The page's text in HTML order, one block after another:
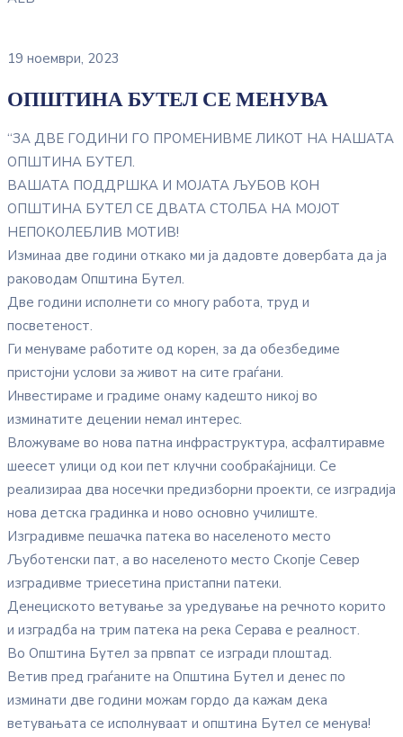
19 ноември, 2023
ОПШТИНА БУТЕЛ СЕ МЕНУВА
“ЗА ДВЕ ГОДИНИ ГО ПРОМЕНИВМЕ ЛИКОТ НА НАШАТА
ОПШТИНА БУТЕЛ.
ВАШАТА ПОДДРШКА И МОЈАТА ЉУБОВ КОН
ОПШТИНА БУТЕЛ СЕ ДВАТА СТОЛБА НА МОЈОТ
НЕПОКОЛЕБЛИВ МОТИВ!
Изминаа две години откако ми ја дадовте довербата да ја
раководам Општина Бутел.
Две години исполнети со многу работа, труд и
посветеност.
Ги менуваме работите од корен, за да обезбедиме
пристојни услови за живот на сите граѓани.
Инвестираме и градиме онаму кадешто никој во
изминатите децении немал интерес.
Вложуваме во нова патна инфраструктура, асфалтиравме
шеесет улици од кои пет клучни сообраќајници. Се
реализираа два носечки предизборни проекти, се изградија
нова детска градинка и ново основно училиште.
Изградивме пешачка патека во населеното место
Љуботенски пат, а во населеното место Скопје Север
изградивме триесетина пристапни патеки.
Денециското ветување за уредување на речното корито
и изградба на трим патека на река Серава е реалност.
Во Општина Бутел за првпат се изгради плоштад.
Ветив пред граѓаните на Општина Бутел и денес по
изминати две години можам гордо да кажам дека
ветувањата се исполнуваат и општина Бутел се менува!